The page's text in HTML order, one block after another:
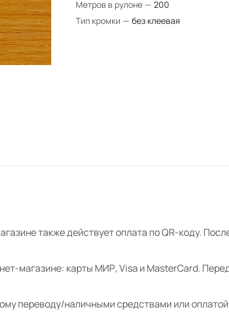
Метров в рулоне — 200
Тип кромки — без клеевая
также действует оплата по QR-коду.
магазине: карты МИР, Visa и MasterCard.
переводу/наличными средствами или оплатой